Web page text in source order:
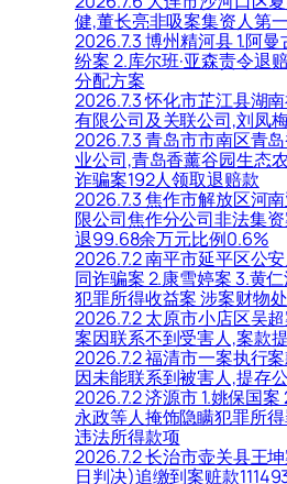
健,董长亮非吸案集资人第
2026.7.3 博州精河县 1.阿
纷案 2.库尔班·亚森责令退
分配方案
2026.7.3 怀化市芷江县湖
有限公司及关联公司,刘凤
2026.7.3 青岛市市南区青
业公司,青岛香薰谷园生态
诈骗案192人领取退赔款
2026.7.3 焦作市解放区河
限公司焦作分公司非法集
退99.68余万元比例0.6%
2026.7.2 南平市延平区公
同诈骗案 2.康雪婷案 3.黄
犯罪所得收益案 涉案财物
2026.7.2 太原市小店区吴
案因联系不到受害人,案款
2026.7.2 福清市一案执行
因未能联系到被害人,提存
2026.7.2 济源市 1.姚保国
永政等人掩饰隐瞒犯罪所
违法所得款项
2026.7.2 长治市壶关县王
日判决)追缴到案赃款